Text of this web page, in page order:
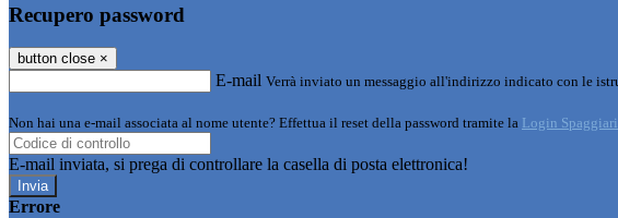
Recupero password
button close ×
E-mail Verrà inviato un messaggio all'indirizzo indicato con le
Non hai una e-mail associata al nome utente? Effettua il reset della password tramite la Login Spaggiari
E-mail inviata, si prega di controllare la casella di posta elettronica!
Errore